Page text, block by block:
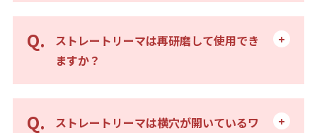
ストレートリーマは再研磨して使用でき
ますか？
ストレートリーマは横穴が開いているワ